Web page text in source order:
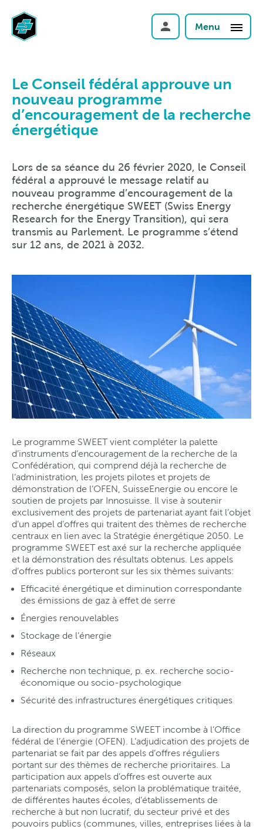
Menu
Le Conseil fédéral approuve un
nouveau programme
d’encouragement de la recherche
énergétique
Lors de sa séance du 26 février 2020, le Conseil
fédéral a approuvé le message relatif au
nouveau programme d’encouragement de la
recherche énergétique SWEET (Swiss Energy
Research for the Energy Transition), qui sera
transmis au Parlement. Le programme s’étend
sur 12 ans, de 2021 à 2032.
Le programme SWEET vient compléter la palette
d’instruments d’encouragement de la recherche de la
Confédération, qui comprend déjà la recherche de
l’administration, les projets pilotes et projets de
démonstration de l’OFEN, SuisseEnergie ou encore le
soutien de projets par Innosuisse. Il vise à soutenir
exclusivement des projets de partenariat ayant fait l’objet
d’un appel d’offres qui traitent des thèmes de recherche
centraux en lien avec la Stratégie énergétique 2050. Le
programme SWEET est axé sur la recherche appliquée
et la démonstration des résultats obtenus. Les appels
d’offres publics porteront sur les six thèmes suivants:
Efficacité énergétique et diminution correspondante
des émissions de gaz à effet de serre
Énergies renouvelables
Stockage de l’énergie
Réseaux
Recherche non technique, p. ex. recherche socio-
économique ou socio-psychologique
Sécurité des infrastructures énergétiques critiques
La direction du programme SWEET incombe à l’Office
fédéral de l’énergie (OFEN). L’adjudication des projets de
partenariat se fait par des appels d’offres réguliers
portant sur des thèmes de recherche prioritaires. La
participation aux appels d’offres est ouverte aux
partenariats composés, selon la problématique traitée,
de différentes hautes écoles, d’établissements de
recherche à but non lucratif, du secteur privé et des
pouvoirs publics (communes, villes, entreprises liées à la